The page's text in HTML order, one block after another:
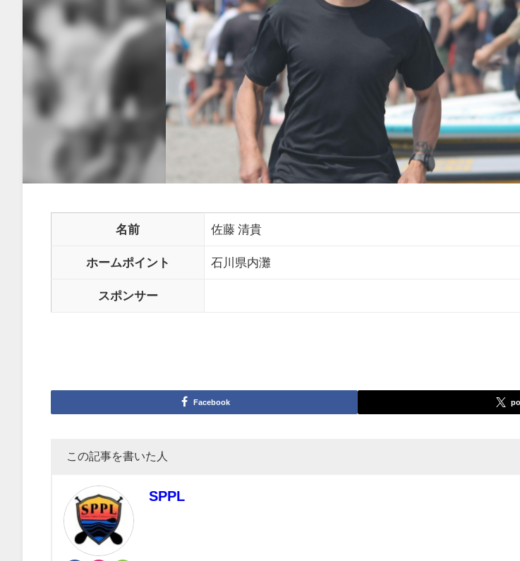
名前 佐藤 清貴
ホームポイント 石川県内灘
スポンサー
Facebook
この記事を書いた人
SPPL